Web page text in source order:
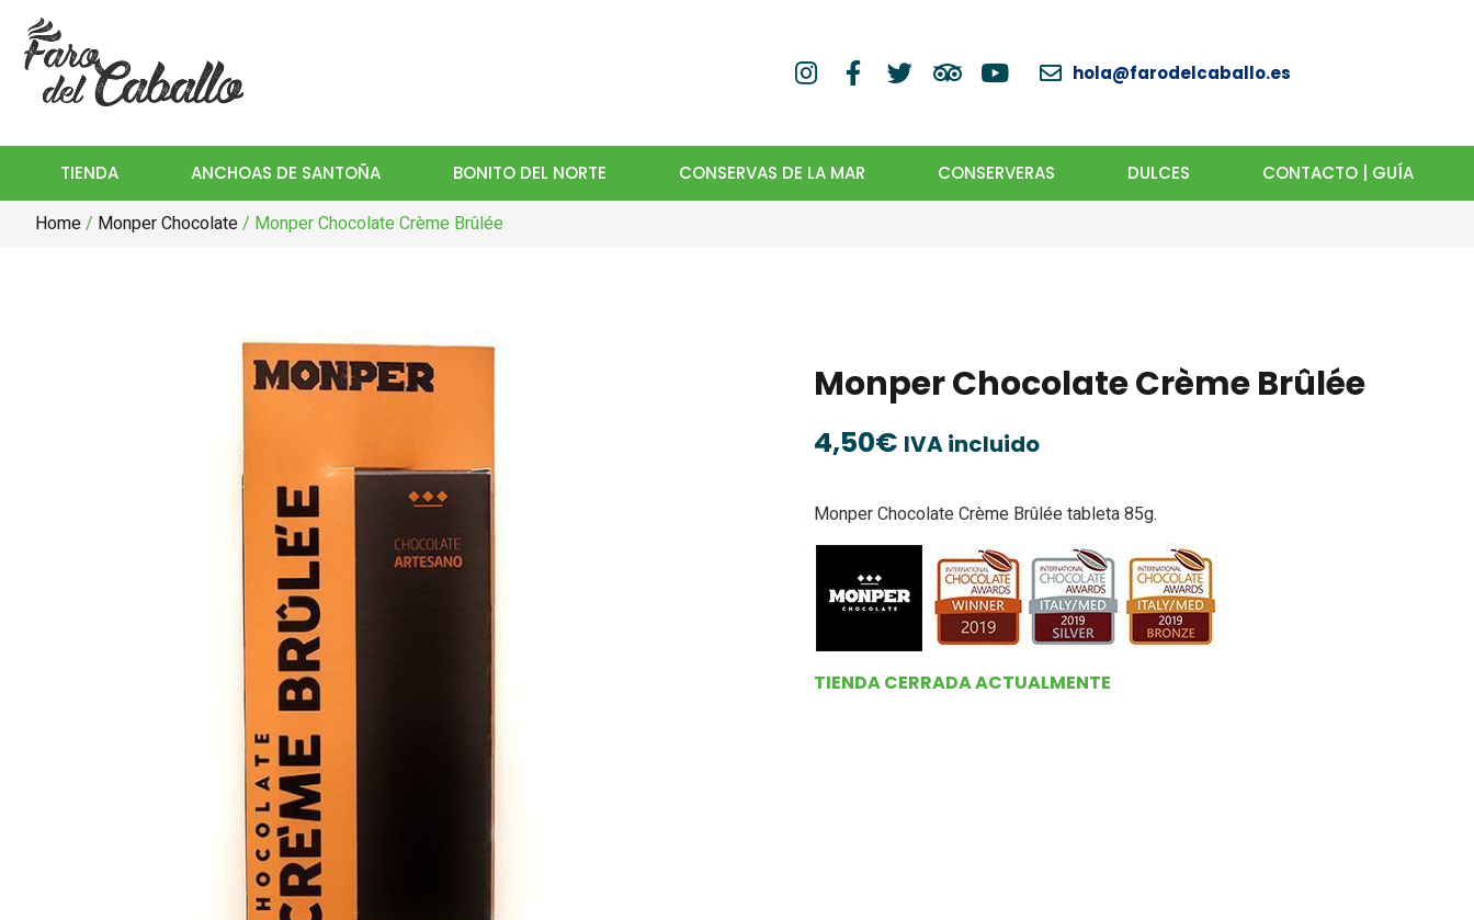
hola@farodelcaballo.es
TIENDA ANCHOAS DE SANTOÑA BONITO DEL NORTE CONSERVAS DE LA MAR CONSERVERAS DULCES CONTACTO | GUÍA
Home/ Monper Chocolate/ Monper Chocolate Crème Brûlée
Monper Chocolate Crème Brûlée
4,50€ IVA incluido
Monper Chocolate Crème Brûlée tableta 85g.
TIENDA CERRADA ACTUALMENTE